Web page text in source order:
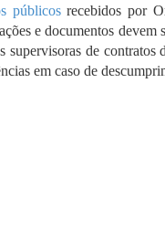
públicosrecebidos por
e documentos devem
supervisoras de contratos
em caso de